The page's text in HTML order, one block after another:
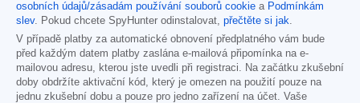
osobních údajů/zásadám používání souborů cookie a Podmínkám
slev. Pokud chcete SpyHunter odinstalovat, přečtěte si jak.
V případě platby za automatické obnovení předplatného vám bude
před každým datem platby zaslána e-mailová připomínka na e-
mailovou adresu, kterou jste uvedli při registraci. Na začátku zkušební
doby obdržíte aktivační kód, který je omezen na použití pouze na
jednu zkušební dobu a pouze pro jedno zařízení na účet. Vaše